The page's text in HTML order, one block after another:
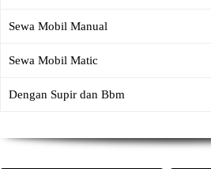
Sewa Mobil Manual
Sewa Mobil Matic
Dengan Supir dan Bbm